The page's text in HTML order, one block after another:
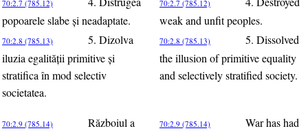
70:2.7 (785.12)
popoarele slabe şi neadaptate.
70:2.7 (785.12)
weak and unfit peoples.
70:2.8 (785.13)
5. Dizolva
iluzia egalităţii primitive şi
stratifica în mod selectiv
societatea.
70:2.8 (785.13)
5. Dissolved
the illusion of primitive equality
and selectively stratified society.
70:2.9 (785.14)
Războiul a
70:2.9 (785.14)
War has had